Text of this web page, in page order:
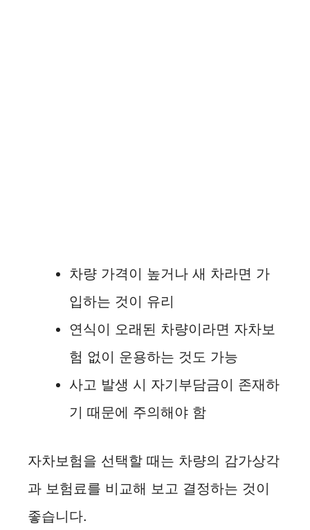
차량 가격이 높거나 새 차라면 가
입하는 것이 유리
연식이 오래된 차량이라면 자차보
험 없이 운용하는 것도 가능
사고 발생 시 자기부담금이 존재하
기 때문에 주의해야 함
자차보험을 선택할 때는 차량의 감가상각
과 보험료를 비교해 보고 결정하는 것이
좋습니다.